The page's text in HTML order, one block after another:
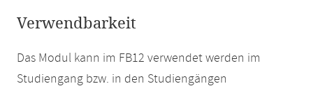
Verwendbarkeit
Das Modul kann im FB12 verwendet werden im
Studiengang bzw. in den Studiengängen